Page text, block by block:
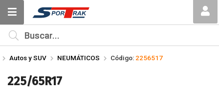
Compartir por email MI COMPRA
Autos y SUV NEUMÁTICOS Código: 2256517
225/65R17